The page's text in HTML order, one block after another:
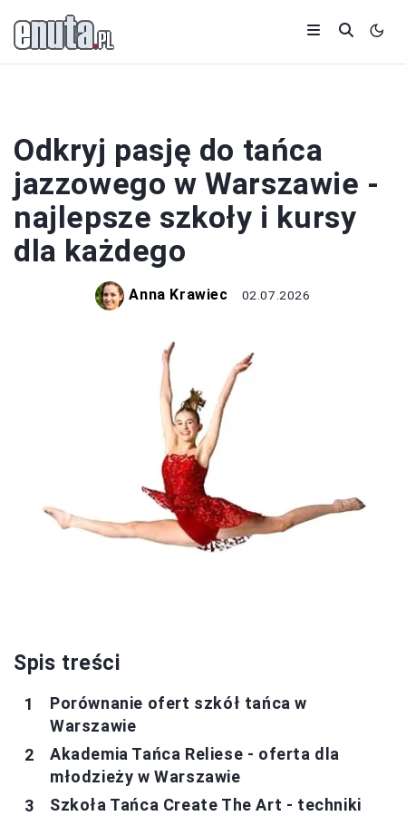
Odkryj pasję do tańca
jazzowego w Warszawie -
najlepsze szkoły i kursy
dla każdego
Anna Krawiec 02.07.2026
Spis treści
Porównanie ofert szkół tańca w
Warszawie
Akademia Tańca Reliese - oferta dla
młodzieży w Warszawie
Szkoła Tańca Create The Art - techniki